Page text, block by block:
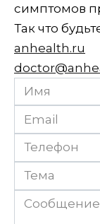
симптомов
Так что
anhealth.ru